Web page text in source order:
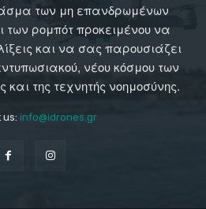
των μη επανδρωμένων
των ρομπότ προκειμένου να
και να σας παρουσιάζει
νέου κόσμου των
και της τεχνητής νοημοσύνης.
us: info@idrones.gr